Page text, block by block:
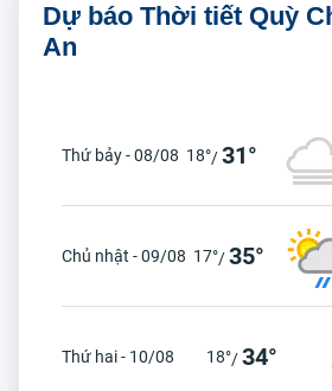
Dự báo Thời tiết Quỳ
An
Thứ bảy - 08/08 18°/31°
Chủ nhật - 09/08 17°/35°
Thứ hai - 10/08 18°/34°